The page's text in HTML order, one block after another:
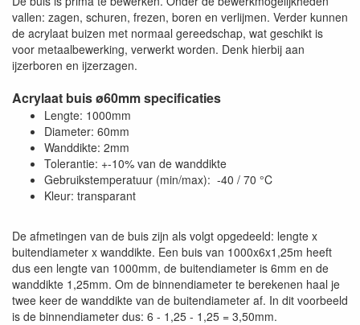
vallen: zagen, schuren, frezen, boren en verlijmen. Verder kunnen
de acrylaat buizen met normaal gereedschap, wat geschikt is
voor metaalbewerking, verwerkt worden. Denk hierbij aan
ijzerboren en ijzerzagen.
Acrylaat buis ø60mm specificaties
Lengte: 1000mm
Diameter: 60mm
Wanddikte: 2mm
Tolerantie: +-10% van de wanddikte
Gebruikstemperatuur (min/max): -40 / 70 °C
Kleur: transparant
De afmetingen van de buis zijn als volgt opgedeeld: lengte x
buitendiameter x wanddikte. Een buis van 1000x6x1,25m heeft
dus een lengte van 1000mm, de buitendiameter is 6mm en de
wanddikte 1,25mm. Om de binnendiameter te berekenen haal je
twee keer de wanddikte van de buitendiameter af. In dit voorbeeld
is de binnendiameter dus: 6 - 1,25 - 1,25 = 3,50mm.